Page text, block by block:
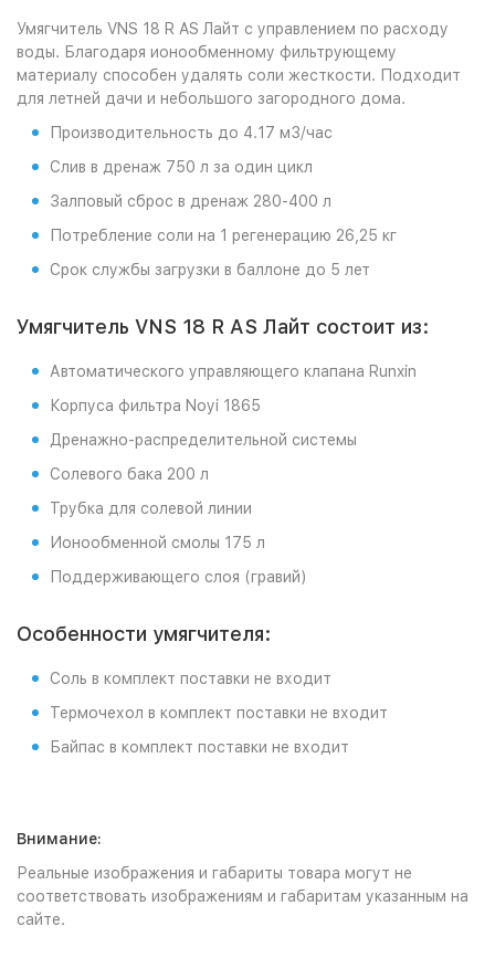
Умягчитель VNS 18 R AS Лайт с управлением по расходу
воды. Благодаря ионообменному фильтрующему
материалу способен удалять соли жесткости. Подходит
для летней дачи и небольшого загородного дома.
Производительность до 4.17 м3/час
Слив в дренаж 750 л за один цикл
Залповый сброс в дренаж 280-400 л
Потребление соли на 1 регенерацию 26,25 кг
Срок службы загрузки в баллоне до 5 лет
Умягчитель VNS 18 R AS Лайт состоит из:
Автоматического управляющего клапана Runxin
Корпуса фильтра Noyi 1865
Дренажно-распределительной системы
Солевого бака 200 л
Трубка для солевой линии
Ионообменной смолы 175 л
Поддерживающего слоя (гравий)
Особенности умягчителя:
Соль в комплект поставки не входит
Термочехол в комплект поставки не входит
Байпас в комплект поставки не входит
Внимание:
Реальные изображения и габариты товара могут не
соответствовать изображениям и габаритам указанным на
сайте.